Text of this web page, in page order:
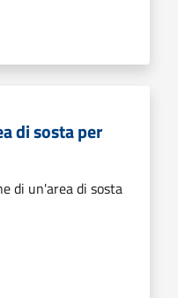
di sosta per
di un'area di sosta